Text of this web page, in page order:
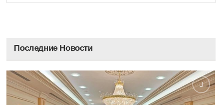
Последние Новости